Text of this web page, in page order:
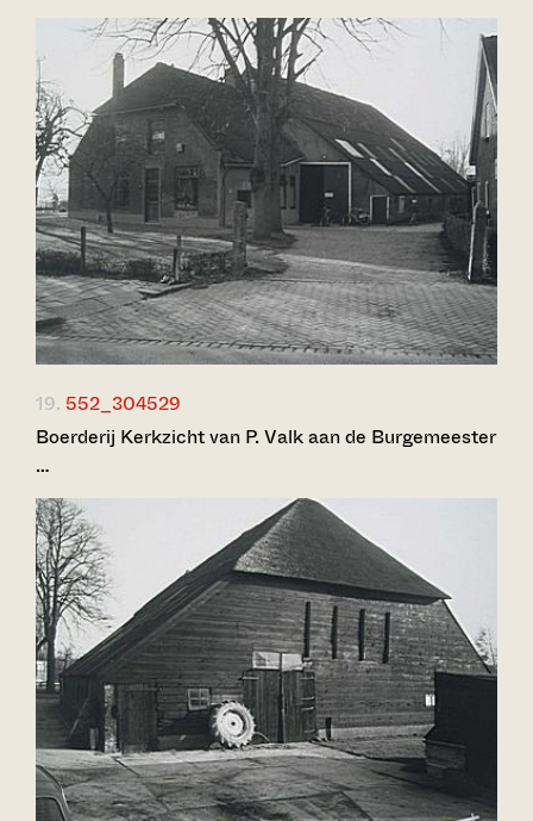
19. 552_304529
Boerderij Kerkzicht van P. Valk aan de Burgemeester
…